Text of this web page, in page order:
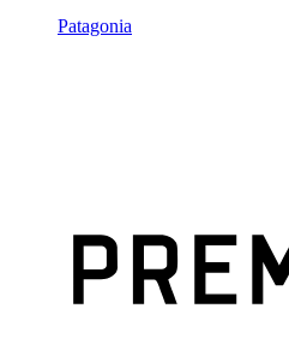
Patagonia